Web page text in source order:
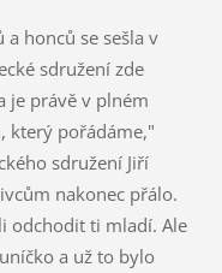
a honců se sešla v
sdružení zde
je právě v plném
který pořádáme,"
sdružení Jiří
nakonec přálo.
odchodit ti mladí. Ale
a už to bylo